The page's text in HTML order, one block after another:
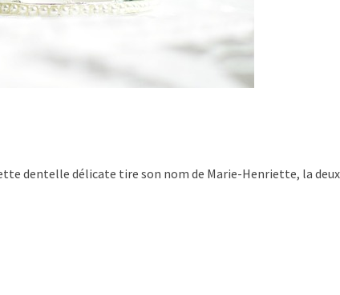
dentelle délicate tire son nom de Marie-Henriette, la